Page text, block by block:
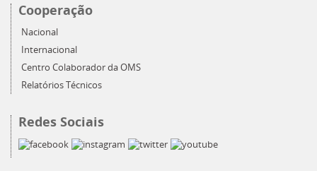
Cooperação
Nacional
Internacional
Centro Colaborador da OMS
Relatórios Técnicos
Redes Sociais